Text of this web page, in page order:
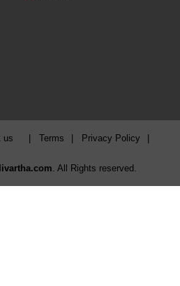
us Terms Privacy Policy
. All Rights reserved.